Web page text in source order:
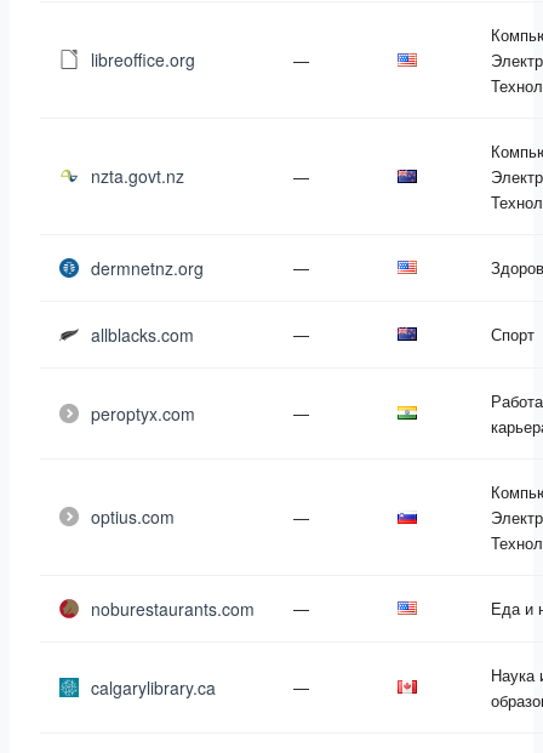
libreoffice.org —
nzta.govt.nz —
dermnetnz.org —
allblacks.com — Спорт
peroptyx.com —
optius.com —
noburestaurants.com — Еда и
calgarylibrary.ca —
Наука